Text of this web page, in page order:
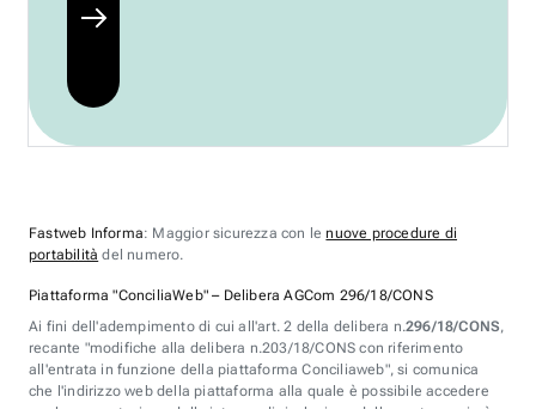
Fastweb Informa: Maggior sicurezza con lenuove procedure di
portabilità del numero.
Piattaforma "ConciliaWeb" – Delibera AGCom 296/18/CONS
Ai fini dell'adempimento di cui all'art. 2 della delibera n.296/18/CONS,
recante "modifiche alla delibera n.203/18/CONS con riferimento
all'entrata in funzione della piattaforma Conciliaweb", si comunica
che l'indirizzo web della piattaforma alla quale è possibile accedere